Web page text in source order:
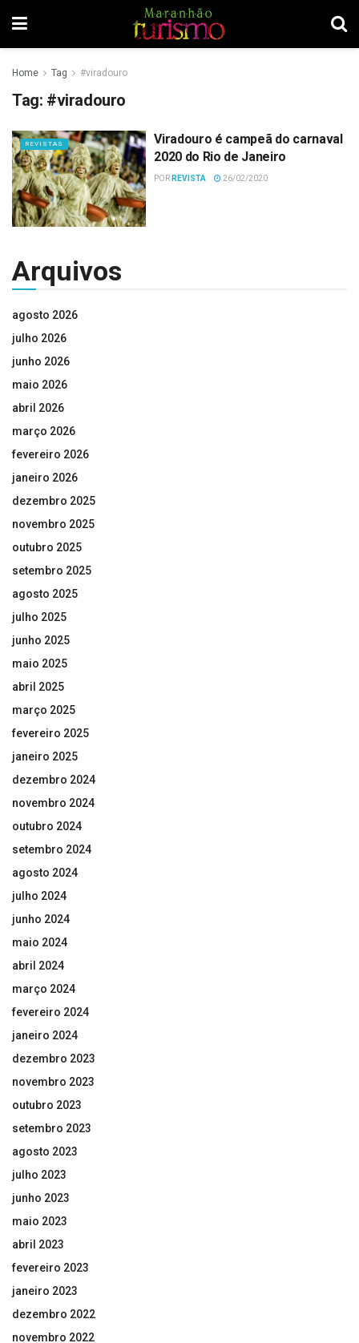
Home Tag #viradouro
Tag: #viradouro
REVISTAS
Viradouro é campeã do carnaval
2020 do Rio de Janeiro
POR REVISTA 26/02/2020
Arquivos
agosto 2026
julho 2026
junho 2026
maio 2026
abril 2026
março 2026
fevereiro 2026
janeiro 2026
dezembro 2025
novembro 2025
outubro 2025
setembro 2025
agosto 2025
julho 2025
junho 2025
maio 2025
abril 2025
março 2025
fevereiro 2025
janeiro 2025
dezembro 2024
novembro 2024
outubro 2024
setembro 2024
agosto 2024
julho 2024
junho 2024
maio 2024
abril 2024
março 2024
fevereiro 2024
janeiro 2024
dezembro 2023
novembro 2023
outubro 2023
setembro 2023
agosto 2023
julho 2023
junho 2023
maio 2023
abril 2023
fevereiro 2023
janeiro 2023
dezembro 2022
novembro 2022